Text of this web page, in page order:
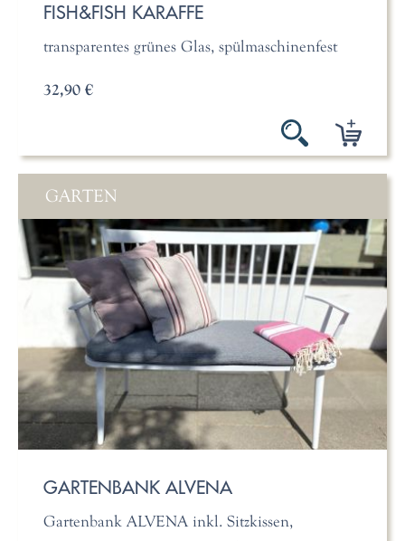
FISH&FISH KARAFFE
transparentes grünes Glas, spülmaschinenfest
32,90 €
GARTEN
GARTENBANK ALVENA
Gartenbank ALVENA inkl. Sitzkissen,